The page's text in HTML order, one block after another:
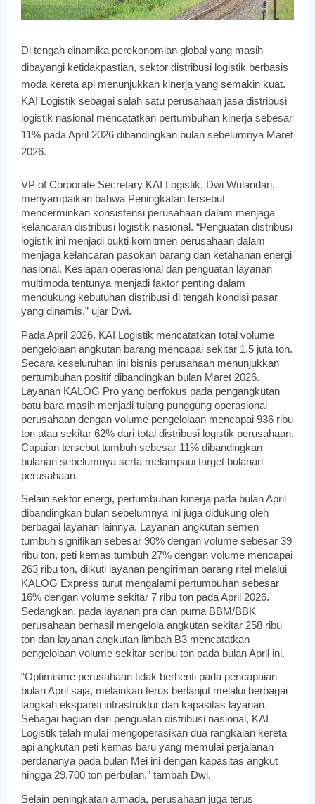
Di tengah dinamika perekonomian global yang masih
dibayangi ketidakpastian, sektor distribusi logistik berbasis
moda kereta api menunjukkan kinerja yang semakin kuat.
KAI Logistik sebagai salah satu perusahaan jasa distribusi
logistik nasional mencatatkan pertumbuhan kinerja sebesar
11% pada April 2026 dibandingkan bulan sebelumnya Maret
2026.
VP of Corporate Secretary KAI Logistik, Dwi Wulandari,
menyampaikan bahwa Peningkatan tersebut
mencerminkan konsistensi perusahaan dalam menjaga
kelancaran distribusi logistik nasional. “Penguatan distribusi
logistik ini menjadi bukti komitmen perusahaan dalam
menjaga kelancaran pasokan barang dan ketahanan energi
nasional. Kesiapan operasional dan penguatan layanan
multimoda tentunya menjadi faktor penting dalam
mendukung kebutuhan distribusi di tengah kondisi pasar
yang dinamis,” ujar Dwi.
Pada April 2026, KAI Logistik mencatatkan total volume
pengelolaan angkutan barang mencapai sekitar 1,5 juta ton.
Secara keseluruhan lini bisnis perusahaan menunjukkan
pertumbuhan positif dibandingkan bulan Maret 2026.
Layanan KALOG Pro yang berfokus pada pengangkutan
batu bara masih menjadi tulang punggung operasional
perusahaan dengan volume pengelolaan mencapai 936 ribu
ton atau sekitar 62% dari total distribusi logistik perusahaan.
Capaian tersebut tumbuh sebesar 11% dibandingkan
bulanan sebelumnya serta melampaui target bulanan
perusahaan.
Selain sektor energi, pertumbuhan kinerja pada bulan April
dibandingkan bulan sebelumnya ini juga didukung oleh
berbagai layanan lainnya. Layanan angkutan semen
tumbuh signifikan sebesar 90% dengan volume sebesar 39
ribu ton, peti kemas tumbuh 27% dengan volume mencapai
263 ribu ton, diikuti layanan pengiriman barang ritel melalui
KALOG Express turut mengalami pertumbuhan sebesar
16% dengan volume sekitar 7 ribu ton pada April 2026.
Sedangkan, pada layanan pra dan purna BBM/BBK
perusahaan berhasil mengelola angkutan sekitar 258 ribu
ton dan layanan angkutan limbah B3 mencatatkan
pengelolaan volume sekitar seribu ton pada bulan April ini.
“Optimisme perusahaan tidak berhenti pada pencapaian
bulan April saja, melainkan terus berlanjut melalui berbagai
langkah ekspansi infrastruktur dan kapasitas layanan.
Sebagai bagian dari penguatan distribusi nasional, KAI
Logistik telah mulai mengoperasikan dua rangkaian kereta
api angkutan peti kemas baru yang memulai perjalanan
perdananya pada bulan Mei ini dengan kapasitas angkut
hingga 29.700 ton perbulan,” tambah Dwi.
Selain peningkatan armada, perusahaan juga terus